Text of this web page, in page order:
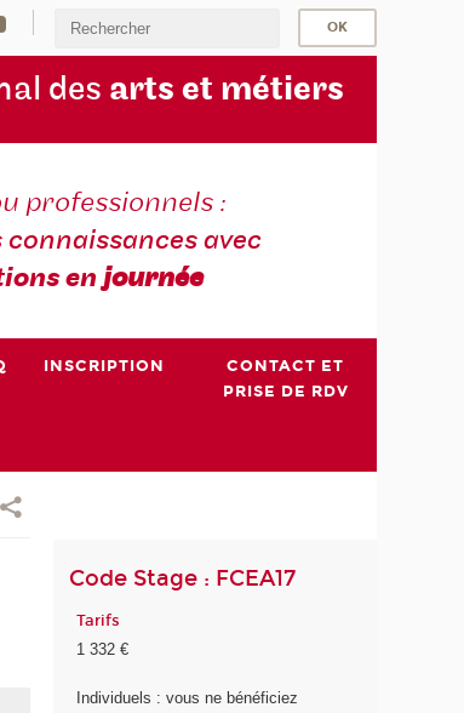
des arts et métiers
professionnels :
connaissances avec
enjournée
INSCRIPTION
CONTACT ET
PRISE DE RDV
Code Stage : FCEA17
Tarifs
1 332 €
Individuels : vous ne bénéficiez